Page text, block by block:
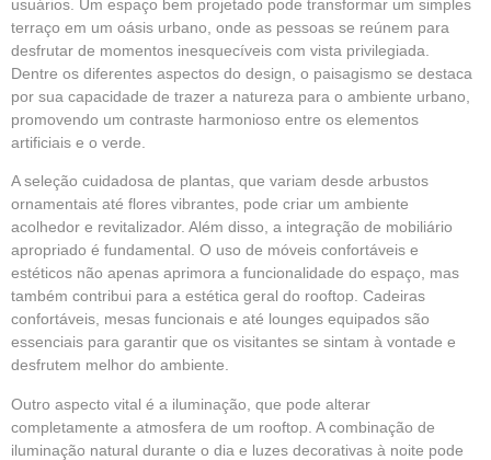
usuários. Um espaço bem projetado pode transformar um simples
terraço em um oásis urbano, onde as pessoas se reúnem para
desfrutar de momentos inesquecíveis com vista privilegiada.
Dentre os diferentes aspectos do design, o paisagismo se destaca
por sua capacidade de trazer a natureza para o ambiente urbano,
promovendo um contraste harmonioso entre os elementos
artificiais e o verde.
A seleção cuidadosa de plantas, que variam desde arbustos
ornamentais até flores vibrantes, pode criar um ambiente
acolhedor e revitalizador. Além disso, a integração de mobiliário
apropriado é fundamental. O uso de móveis confortáveis e
estéticos não apenas aprimora a funcionalidade do espaço, mas
também contribui para a estética geral do rooftop. Cadeiras
confortáveis, mesas funcionais e até lounges equipados são
essenciais para garantir que os visitantes se sintam à vontade e
desfrutem melhor do ambiente.
Outro aspecto vital é a iluminação, que pode alterar
completamente a atmosfera de um rooftop. A combinação de
iluminação natural durante o dia e luzes decorativas à noite pode